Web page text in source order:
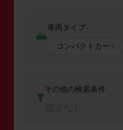
車両タイプ
コンパクトカー
その他の検索条件